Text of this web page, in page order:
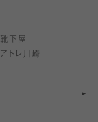
靴下屋
アトレ川崎